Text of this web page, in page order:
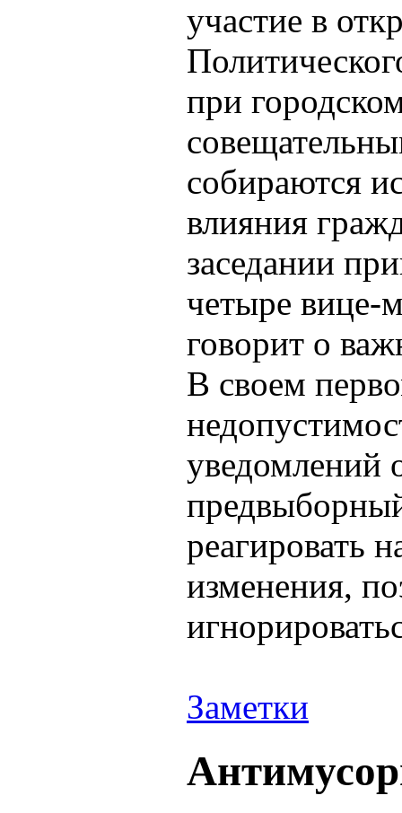
участие в
при
собираются
влияния
заседании
четыре вице-
говорит о
В своем
уведомлений
реагировать
изменения,
Заметки